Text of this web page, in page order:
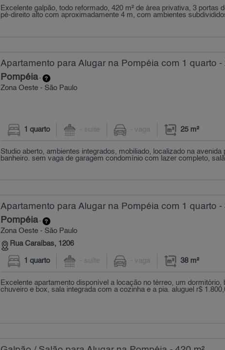
Excelente galpão, todo reformado, 420 m² de área privativa, 3 portas
pé-direito alto com aproximadamente 4 m, com ambientes
Apartamento para Alugar na Pompéia com 1 quarto -
Pompéia-
Zona Oeste - São Paulo
1 quarto - suíte - vaga 25 m²
Studio aberto, ambientes integrados, mobiliado, localizado na avenida
banheiro. sem vaga de garagem condomínio com lazer completo,
Apartamento para Alugar na Pompéia com 1 quarto -
Pompéia-
Zona Oeste - São Paulo
Rua Caraíbas, 1206
1 quarto - suíte - vaga 38 m²
Excelente apartamento disponível a locação no térreo, um dormitório,
chuveiro e box, sala integrada com a cozinha e a pia. aluguel r$